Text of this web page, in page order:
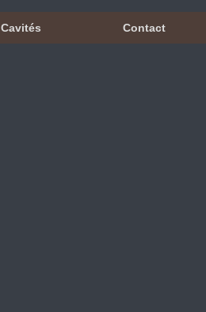
Cavités Contact